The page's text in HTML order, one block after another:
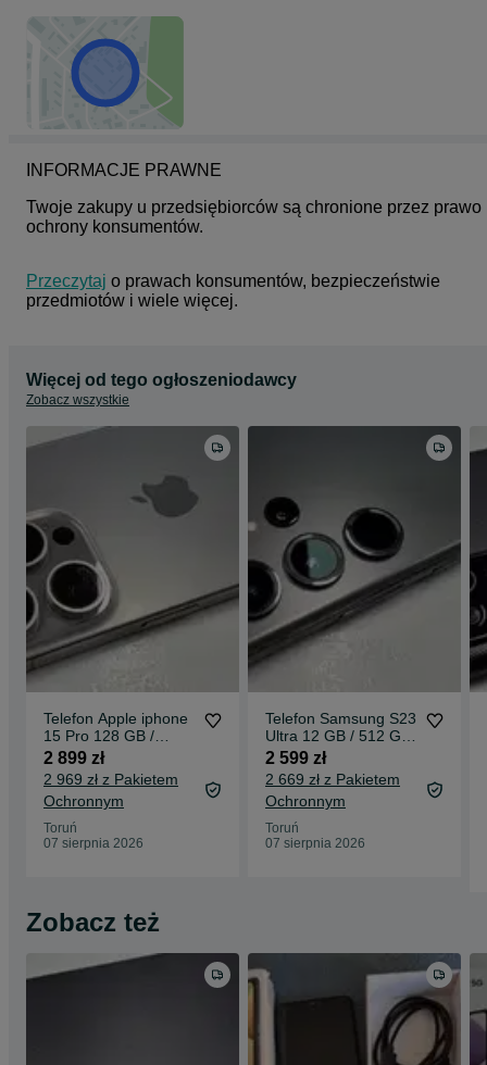
INFORMACJE PRAWNE
Twoje zakupy u przedsiębiorców są chronione przez prawo
ochrony konsumentów.
Przeczytaj o prawach konsumentów, bezpieczeństwie
przedmiotów i wiele więcej.
Więcej od tego ogłoszeniodawcy
Zobacz wszystkie
Telefon Apple iphone
15 Pro 128 GB /
gwarancja / smartfon
/ Torun / prezent
2 899 zł
2 969 zł z Pakietem
Ochronnym
Toruń
07 sierpnia 2026
Telefon Samsung S23
Ultra 12 GB / 512 GB
/ gwarancja /
smartfon / Torun /
prezent
2 599 zł
2 669 zł z Pakietem
Ochronnym
Toruń
07 sierpnia 2026
Zobacz też